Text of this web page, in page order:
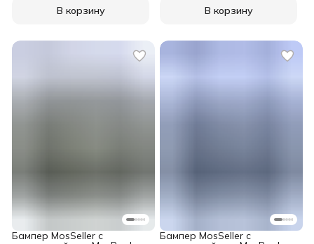
В корзину
В корзину
Бампер MosSeller c Бампер MosSeller c